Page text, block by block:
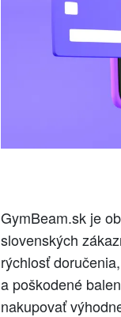
GymBeam.sk je
slovenských
rýchlosť
a poškodené
nakupovať